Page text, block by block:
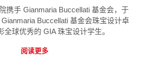
携手 Gianmaria Buccellati 基金会，于
Buccellati 基金会珠宝设计卓
全球优秀的 GIA 珠宝设计学生。
阅读更多